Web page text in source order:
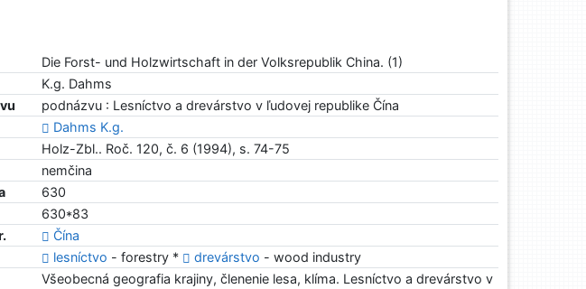
Die Forst- und Holzwirtschaft in der Volksrepublik China. (1)
K.g. Dahms
podnázvu : Lesníctvo a drevárstvo v ľudovej republike Čína
Dahms K.g.
Holz-Zbl.. Roč. 120, č. 6 (1994), s. 74-75
nemčina
630
630*83
Čína
lesníctvo - forestry * drevárstvo - wood industry
Všeobecná geografia krajiny, členenie lesa, klíma. Lesníctvo a drevárstvo v